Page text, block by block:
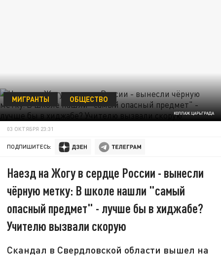
КОЛЛАЖ ЦАРЬГРАДА
МИГРАНТЫ ОБЩЕСТВО
03 ОКТЯБРЯ 23:31
ПОДПИШИТЕСЬ:
Наезд на Жогу в сердце России - вынесли
чёрную метку: В школе нашли "самый
опасный предмет" - лучше бы в хиджабе?
Учителю вызвали скорую
Скандал в Свердловской области вышел на